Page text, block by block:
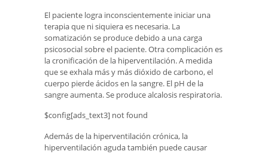
El paciente logra inconscientemente iniciar una
terapia que ni siquiera es necesaria. La
somatización se produce debido a una carga
psicosocial sobre el paciente. Otra complicación es
la cronificación de la hiperventilación. A medida
que se exhala más y más dióxido de carbono, el
cuerpo pierde ácidos en la sangre. El pH de la
sangre aumenta. Se produce alcalosis respiratoria.
$config[ads_text3] not found
Además de la hiperventilación crónica, la
hiperventilación aguda también puede causar